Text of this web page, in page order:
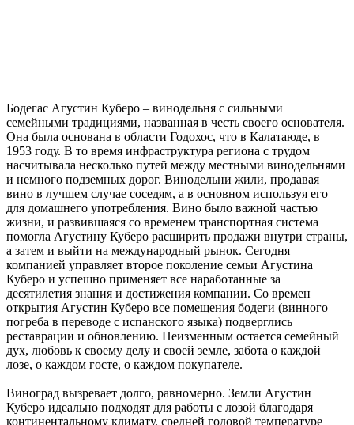
Бодегас Агустин Куберо – винодельня с сильными
семейными традициями, названная в честь своего основателя.
Она была основана в области Годохос, что в Калатаюде, в
1953 году. В то время инфраструктура региона с трудом
насчитывала несколько путей между местными винодельнями
и немного подземных дорог. Винодельни жили, продавая
вино в лучшем случае соседям, а в основном используя его
для домашнего употребления. Вино было важной частью
жизни, и развившаяся со временем транспортная система
помогла Агустину Куберо расширить продажи внутри страны,
а затем и выйти на международный рынок. Сегодня
компанией управляет второе поколение семьи Агустина
Куберо и успешно применяет все наработанные за
десятилетия знания и достижения компании. Со времен
открытия Агустин Куберо все помещения бодеги (винного
погреба в переводе с испанского языка) подверглись
реставрации и обновлению. Неизменным остается семейный
дух, любовь к своему делу и своей земле, забота о каждой
лозе, о каждом госте, о каждом покупателе.
Виноград вызревает долго, равномерно. Земли Агустин
Куберо идеально подходят для работы с лозой благодаря
континентальному климату, средней годовой температуре